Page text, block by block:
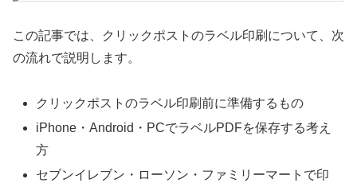
この記事では、クリックポストのラベル印刷について、次
の流れで説明します。
クリックポストのラベル印刷前に準備するもの
iPhone・Android・PCでラベルPDFを保存する考え
方
セブンイレブン・ローソン・ファミリーマートで印